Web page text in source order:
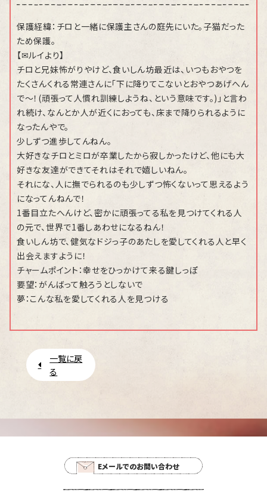
保護経緯：チロと一緒に保護主さんの庭先にいた。子猫だった
ため保護。
【✉ルイより】
チロと兄妹怖がりやけど、食いしん坊最近は、いつもおやつを
たくさんくれる常連さんに「下に降りてこないとおやつあげへん
で～！(頑張って人慣れ訓練しようね、という意味です。)」と言わ
れ続け、なんとか人が近くにおっても、床まで降りられるように
なったんやで。
少しずつ進歩してんねん。
大好きなチロとミロが卒業したから寂しかったけど、他にも大
好きな友達ができてそれはそれで嬉しいねん。
それにな、人に撫でられるのも少しずつ怖くないって思えるよう
になってんねんで！
1番目立たへんけど、密かに頑張ってる私を見つけてくれる人
の元で、世界で1番しあわせになるねん！
食いしん坊で、健気なドジっ子のあたしを愛してくれる人と早く
出会えますように！
チャームポイント：幸せをひっかけて来る鍵しっぽ
要望：がんばって触ろうとしないで
夢：こんな私を愛してくれる人を見つける
一覧に戻
る
Eメールでのお問い合わせ